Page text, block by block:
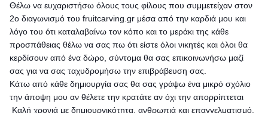
Θέλω να ευχαριστήσω όλους τους φίλους που συμμετείχαν στον
2ο διαγωνισμό του fruitcarving.gr μέσα από την καρδιά μου και
λόγο του ότι καταλαβαίνω τον κόπο και το μεράκι της κάθε
προσπάθειας θέλω να σας πω ότι είστε όλοι νικητές και όλοι θα
κερδίσουν από ένα δώρο, σύντομα θα σας επικοινωνήσω μαζί
σας για να σας ταχυδρομήσω την επιβράβευση σας.
Κάτω από κάθε δημιουργία σας θα σας γράψω ένα μικρό σχόλιο
την άποψη μουαν θέλετε την κρατάτε αν όχι την απορρίπτεται
Καλή χρονιά με δημιουργικότητα, ανθρωπιά και επαγγελματισμό.